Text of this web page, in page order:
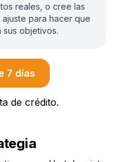
reales, o cree las
para hacer que
sus objetivos.
7 días
de crédito.